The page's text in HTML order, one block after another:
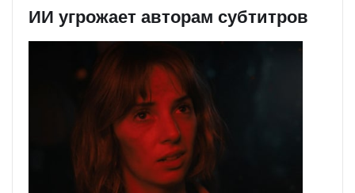
ИИ угрожает авторам субтитров